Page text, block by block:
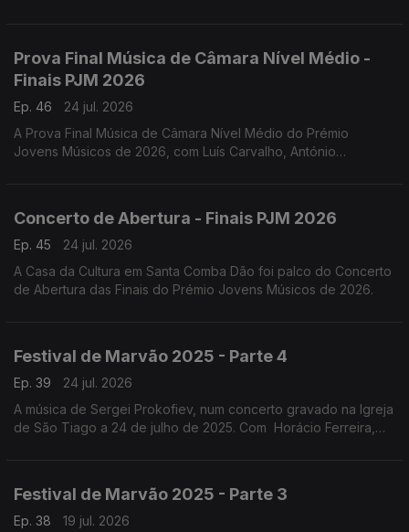
Prova Final Música de Câmara Nível Médio -
Finais PJM 2026
Ep. 46
24 jul. 2026
A Prova Final Música de Câmara Nível Médio do Prémio
Jovens Músicos de 2026, com Luís Carvalho, António
Concerto de Abertura - Finais PJM 2026
Ep. 45
24 jul. 2026
A Casa da Cultura em Santa Comba Dão foi palco do Concerto
de Abertura das Finais do Prémio Jovens Músicos de 2026.
Festival de Marvão 2025 - Parte 4
Ep. 39
24 jul. 2026
A música de Sergei Prokofiev, num concerto gravado na Igreja
de São Tiago a 24 de julho de 2025. Com Horácio Ferreira,
Festival de Marvão 2025 - Parte 3
Ep. 38
19 jul. 2026